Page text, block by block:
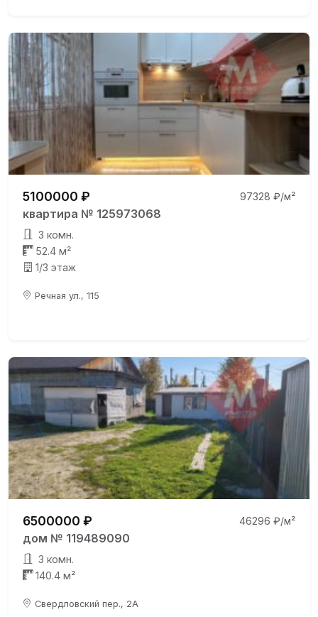
5100000 ₽ 97328 ₽/м²
квартира № 125973068
3 комн.
52.4 м²
1/3 этаж
Речная ул., 115
6500000 ₽ 46296 ₽/м²
дом № 119489090
3 комн.
140.4 м²
Свердловский пер., 2А